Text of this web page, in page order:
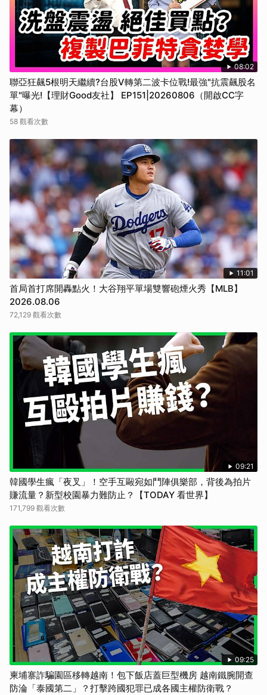
08:02
聯亞狂飆5根明天繼續?台股V轉第二波卡位戰!最強"抗震飆股名
單"曝光!【理財Good友社】 EP151|20260806（開啟CC字
幕）
58 觀看次數
11:01
首局首打席開轟點火！大谷翔平單場雙響砲煙火秀【MLB】
2026.08.06
72,129 觀看次數
09:21
韓國學生瘋「夜叉」！空手互毆宛如鬥陣俱樂部，背後為拍片
賺流量？新型校園暴力難防止？【TODAY 看世界】
171,799 觀看次數
09:25
柬埔寨詐騙園區移轉越南！包下飯店蓋巨型機房 越南鐵腕開查
防淪「泰國第二」？打擊跨國犯罪已成各國主權防衛戰？